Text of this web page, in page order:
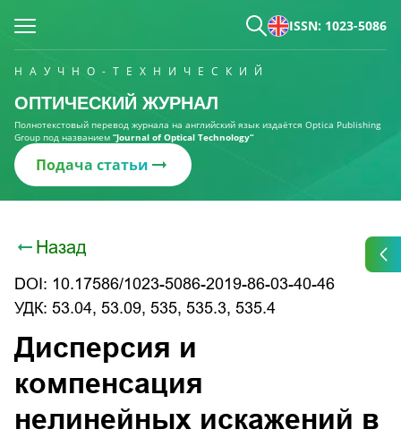
ISSN: 1023-5086
НАУЧНО-ТЕХНИЧЕСКИЙ
ОПТИЧЕСКИЙ ЖУРНАЛ
Полнотекстовый перевод журнала на английский язык издаётся Optica Publishing
Group под названием “Journal of Optical Technology“
Подача статьи
Назад
DOI: 10.17586/1023-5086-2019-86-03-40-46
УДК: 53.04, 53.09, 535, 535.3, 535.4
Дисперсия и
компенсация
нелинейных искажений в